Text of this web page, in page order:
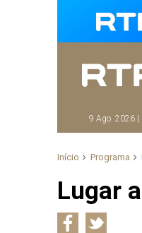
9 Ago. 2026 |
Início Programa
Lugar